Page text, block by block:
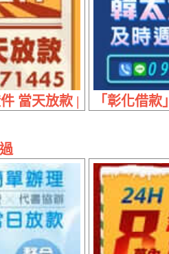
當天放款 | 30萬內 多元
「彰化借